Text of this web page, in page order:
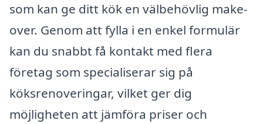
som kan ge ditt kök en välbehövlig make-
over. Genom att fylla i en enkel formulär
kan du snabbt få kontakt med flera
företag som specialiserar sig på
köksrenoveringar, vilket ger dig
möjligheten att jämföra priser och